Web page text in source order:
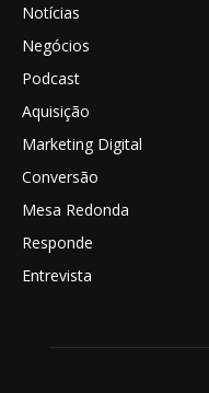
Notícias
Negócios
Podcast
Aquisição
Marketing Digital
Conversão
Mesa Redonda
Responde
Entrevista